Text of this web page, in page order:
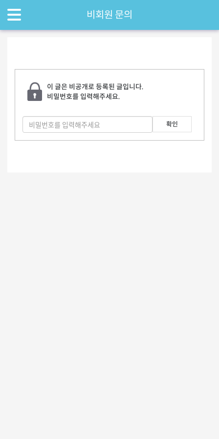
비회원 문의
이 글은 비공개로 등록된 글입니다.
비밀번호를 입력해주세요.
확인